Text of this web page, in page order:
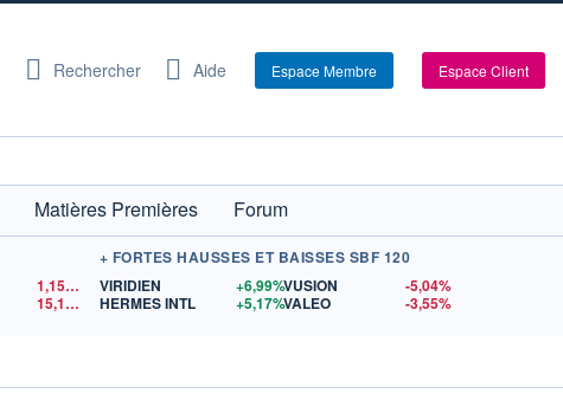
Rechercher Aide Espace Membre Espace Client
Matières Premières
Forum
1,1521
$US
15,15$US
+ FORTES HAUSSES ET BAISSES SBF 120
VIRIDIEN
+6,99%
HERMES INTL
+5,17%
VUSION
-5,04%
VALEO
-3,55%